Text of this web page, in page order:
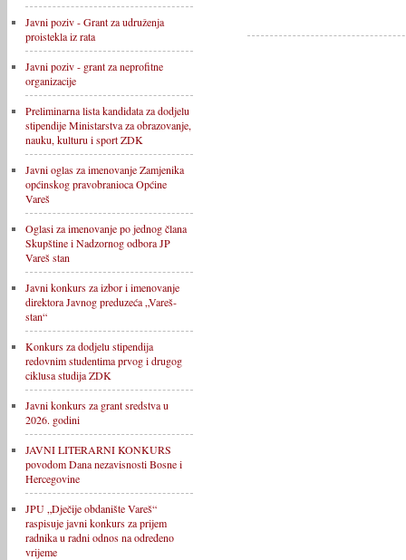
Javni poziv - Grant za udruženja
proistekla iz rata
Javni poziv - grant za neprofitne
organizacije
Preliminarna lista kandidata za dodjelu
stipendije Ministarstva za obrazovanje,
nauku, kulturu i sport ZDK
Javni oglas za imenovanje Zamjenika
općinskog pravobranioca Općine
Vareš
Oglasi za imenovanje po jednog člana
Skupštine i Nadzornog odbora JP
Vareš stan
Javni konkurs za izbor i imenovanje
direktora Javnog preduzeća „Vareš-
stan“
Konkurs za dodjelu stipendija
redovnim studentima prvog i drugog
ciklusa studija ZDK
Javni konkurs za grant sredstva u
2026. godini
JAVNI LITERARNI KONKURS
povodom Dana nezavisnosti Bosne i
Hercegovine
JPU „Dječije obdanište Vareš“
raspisuje javni konkurs za prijem
radnika u radni odnos na određeno
vrijeme